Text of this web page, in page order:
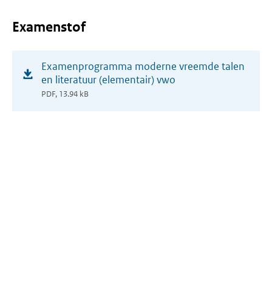
Examenstof
Examenprogramma moderne vreemde talen
en literatuur (elementair) vwo
PDF, 13.94 kB